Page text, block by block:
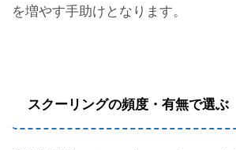
を増やす手助けとなります。
スクーリングの頻度・有無で選ぶ